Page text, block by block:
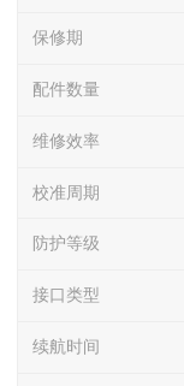
保修期
配件数量
维修效率
校准周期
防护等级
接口类型
续航时间